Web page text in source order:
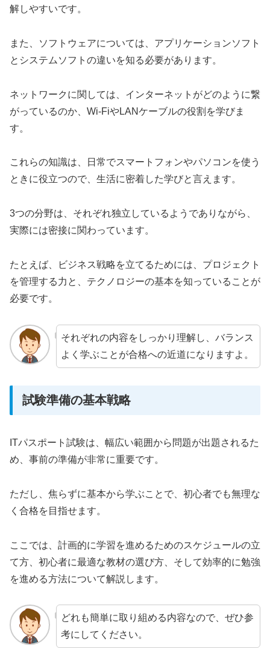
解しやすいです。
また、ソフトウェアについては、アプリケーションソフト
とシステムソフトの違いを知る必要があります。
ネットワークに関しては、インターネットがどのように繋
がっているのか、Wi-FiやLANケーブルの役割を学びま
す。
これらの知識は、日常でスマートフォンやパソコンを使う
ときに役立つので、生活に密着した学びと言えます。
3つの分野は、それぞれ独立しているようでありながら、
実際には密接に関わっています。
たとえば、ビジネス戦略を立てるためには、プロジェクト
を管理する力と、テクノロジーの基本を知っていることが
必要です。
それぞれの内容をしっかり理解し、バランス
よく学ぶことが合格への近道になりますよ。
試験準備の基本戦略
ITパスポート試験は、幅広い範囲から問題が出題されるた
め、事前の準備が非常に重要です。
ただし、焦らずに基本から学ぶことで、初心者でも無理な
く合格を目指せます。
ここでは、計画的に学習を進めるためのスケジュールの立
て方、初心者に最適な教材の選び方、そして効率的に勉強
を進める方法について解説します。
どれも簡単に取り組める内容なので、ぜひ参
考にしてください。